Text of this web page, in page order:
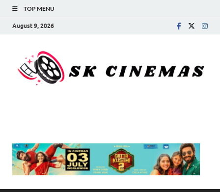
TOP MENU
August 9, 2026